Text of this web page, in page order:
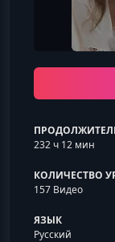
232 ч 12 мин
КОЛИЧЕСТВО
157 Видео
ЯЗЫК
Русский